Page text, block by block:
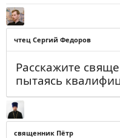
чтец Сергий Федоров
Расскажите
пытаясь
священник Пётр